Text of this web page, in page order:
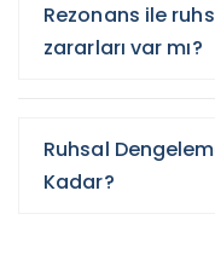
Rezonans ile
zararları var mı?
Ruhsal
Kadar?